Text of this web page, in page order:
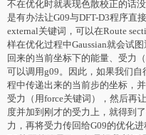
不在优化时就表现色散校正的话
是有办法让G09与DFT-D3程序直
external关键词，可以在Route
样在优化过程中Gaussian就会试
回来的当前坐标下的能量、受力
可以调用g09。因此，如果我们
程中传递出来的当前步的坐标，
受力（用force关键词），然后再
度并加到刚才的受力上，就得到
力，再将受力传回给G09的优化